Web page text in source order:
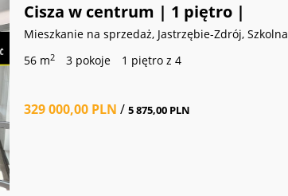
Cisza w centrum | 1 piętro |
Mieszkanie na sprzedaż, Jastrzębie-Zdrój, Szkolna
56 m2 3 pokoje 1 piętro z 4
329 000,00 PLN / 5 875,00 PLN